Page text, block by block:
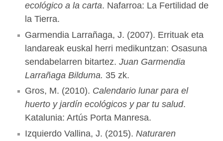
ecológico a la carta. Nafarroa: La Fertilidad de
la Tierra.
Garmendia Larrañaga, J. (2007). Errituak eta
landareak euskal herri medikuntzan: Osasuna
sendabelarren bitartez. Juan Garmendia
Larrañaga Bilduma. 35 zk.
Gros, M. (2010). Calendario lunar para el
huerto y jardín ecológicos y par tu salud.
Katalunia: Artús Porta Manresa.
Izquierdo Vallina, J. (2015). Naturaren